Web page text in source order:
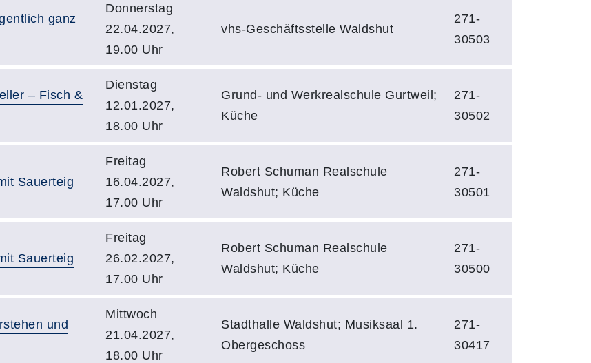
ganz
Donnerstag
22.04.2027,
19.00 Uhr
vhs-Geschäftsstelle Waldshut
271-
30503
– Fisch &
Dienstag
12.01.2027,
18.00 Uhr
Grund- und Werkrealschule Gurtweil;
Küche
271-
30502
Sauerteig
Freitag
16.04.2027,
17.00 Uhr
Robert Schuman Realschule
Waldshut; Küche
271-
30501
Sauerteig
Freitag
26.02.2027,
17.00 Uhr
Robert Schuman Realschule
Waldshut; Küche
271-
30500
und
Mittwoch
21.04.2027,
18.00 Uhr
Stadthalle Waldshut; Musiksaal 1.
Obergeschoss
271-
30417